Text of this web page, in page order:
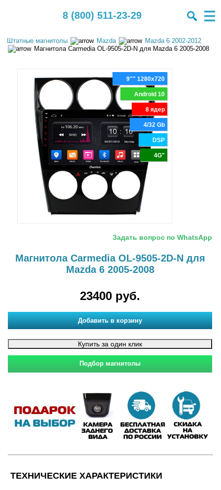
8 (800) 511-23-29
Штатные магнитолы Mazda
Mazda 6 2002-2012
Магнитола Carmedia OL-9505-2D-N для Mazda 6 2005-2008
9"" 1280x720
Android 10
8 ядер
4/32 Gb
DSP
4G"
Задать вопрос по WhatsApp
Магнитола Carmedia OL-9505-2D-N для
Mazda 6 2005-2008
23400 руб.
ТЕХНИЧЕСКИЕ ХАРАКТЕРИСТИКИ